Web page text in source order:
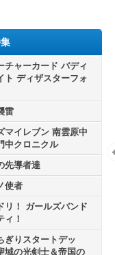
チャーカード バディ
ト ディザスターフォ
雷
マイレブン 南雲原中
中クロニクル
先導者達
使者
リ！ ガールズバンド
ィ！
ぎりスタートデッ
の光剣士＆帝国の